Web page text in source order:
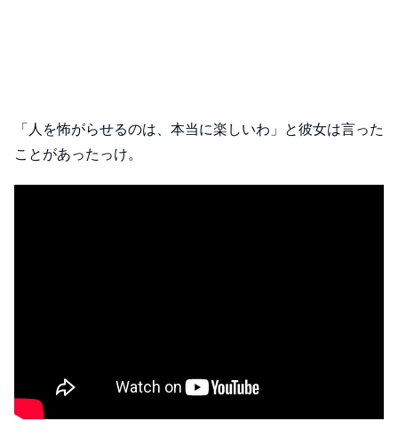
「人を怖がらせるのは、本当に楽しいわ」と彼女は言った
ことがあったっけ。